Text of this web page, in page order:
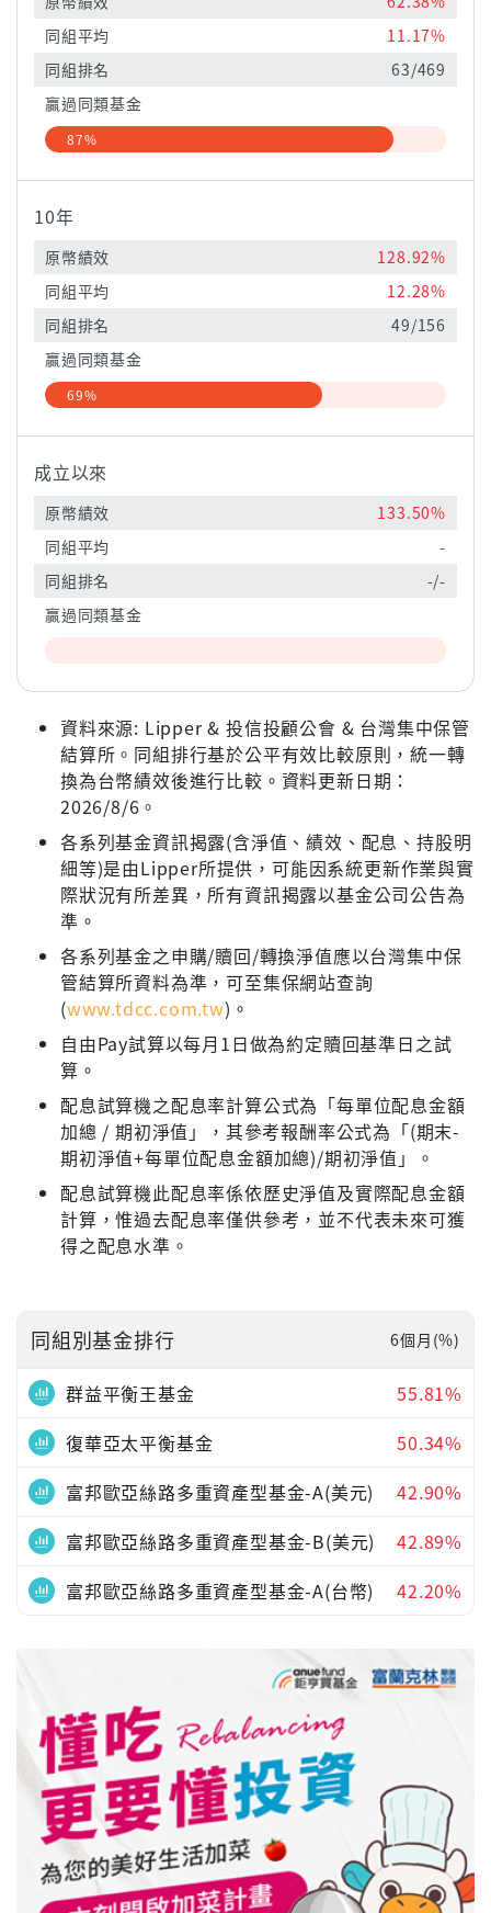
同組平均
11.17%
同組排名
63/469
贏過同類基金
87%
10年
原幣績效
128.92%
同組平均
12.28%
同組排名
49/156
贏過同類基金
69%
成立以來
原幣績效
133.50%
同組平均
-
同組排名
-/-
贏過同類基金
資料來源: Lipper & 投信投顧公會 & 台灣集中保管
結算所。同組排行基於公平有效比較原則，統一轉
換為台幣績效後進行比較。資料更新日期：
2026/8/6。
各系列基金資訊揭露(含淨值、績效、配息、持股明
細等)是由Lipper所提供，可能因系統更新作業與實
際狀況有所差異，所有資訊揭露以基金公司公告為
準。
各系列基金之申購/贖回/轉換淨值應以台灣集中保
管結算所資料為準，可至集保網站查詢
(www.tdcc.com.tw)。
自由Pay試算以每月1日做為約定贖回基準日之試
算。
配息試算機之配息率計算公式為「每單位配息金額
加總 / 期初淨值」，其參考報酬率公式為「(期末-
期初淨值+每單位配息金額加總)/期初淨值」。
配息試算機此配息率係依歷史淨值及實際配息金額
計算，惟過去配息率僅供參考，並不代表未來可獲
得之配息水準。
同組別基金排行 6個月(%)
群益平衡王基金
55.81%
復華亞太平衡基金
50.34%
富邦歐亞絲路多重資產型基金-A(美元)
42.90%
富邦歐亞絲路多重資產型基金-B(美元)
42.89%
富邦歐亞絲路多重資產型基金-A(台幣)
42.20%